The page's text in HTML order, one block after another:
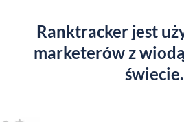
Ranktracker jest
marketerów z
świecie.